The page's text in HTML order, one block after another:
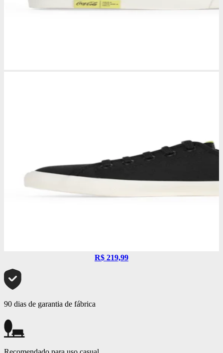
R$ 219,99
90 dias de garantia de fábrica